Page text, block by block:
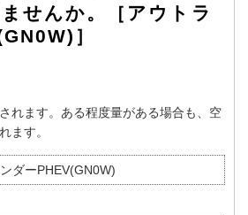
せんか。［アウトラ
］
れます。ある程度量がある場合も、空
ます。
ダーPHEV(GN0W)